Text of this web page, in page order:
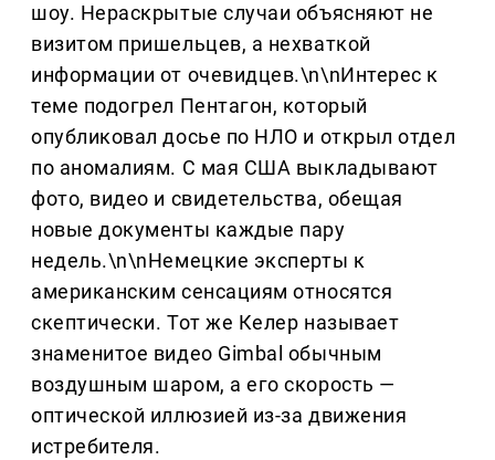
шоу. Нераскрытые случаи объясняют не
визитом пришельцев, а нехваткой
информации от очевидцев.\n\nИнтерес к
теме подогрел Пентагон, который
опубликовал досье по НЛО и открыл отдел
по аномалиям. С мая США выкладывают
фото, видео и свидетельства, обещая
новые документы каждые пару
недель.\n\nНемецкие эксперты к
американским сенсациям относятся
скептически. Тот же Келер называет
знаменитое видео Gimbal обычным
воздушным шаром, а его скорость —
оптической иллюзией из-за движения
истребителя.